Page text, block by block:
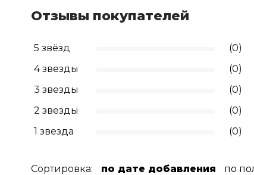
Отзывы покупателей
5 звёзд
(0)
4 звезды
(0)
3 звезды
(0)
2 звезды
(0)
1 звезда
(0)
Сортировка: по дате добавления по